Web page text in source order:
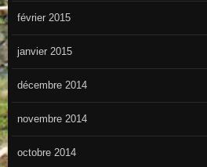
février 2015
janvier 2015
décembre 2014
novembre 2014
octobre 2014